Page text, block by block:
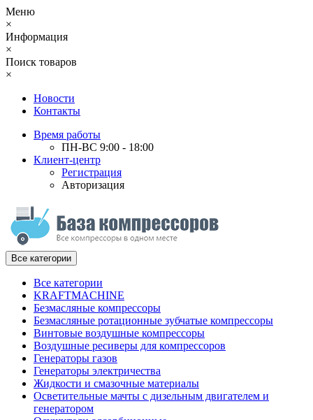
Меню
×
Информация
×
Поиск товаров
×
Новости
Контакты
Время работы
ПН-ВС 9:00 - 18:00
Клиент-центр
Регистрация
Авторизация
Все категории
Все категории
KRAFTMACHINE
Безмасляные компрессоры
Безмасляные ротационные зубчатые компрессоры
Винтовые воздушные компрессоры
Воздушные ресиверы для компрессоров
Генераторы газов
Генераторы электричества
Жидкости и смазочные материалы
Осветительные мачты с дизельным двигателем и
генератором